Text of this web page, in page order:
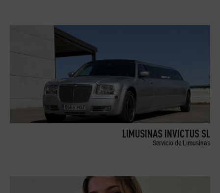
LIMUSINAS INVICTUS SL
Servicio de Limusinas